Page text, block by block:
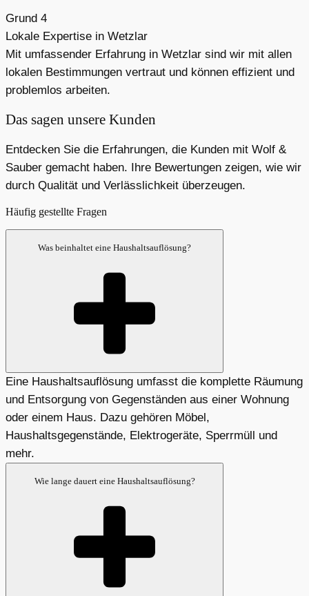
Grund 4
Lokale Expertise in Wetzlar
Mit umfassender Erfahrung in Wetzlar sind wir mit allen
lokalen Bestimmungen vertraut und können effizient und
problemlos arbeiten.
Das sagen unsere Kunden
Entdecken Sie die Erfahrungen, die Kunden mit Wolf &
Sauber gemacht haben. Ihre Bewertungen zeigen, wie wir
durch Qualität und Verlässlichkeit überzeugen.
Häufig gestellte Fragen
Was beinhaltet eine Haushaltsauflösung?
Eine Haushaltsauflösung umfasst die komplette Räumung
und Entsorgung von Gegenständen aus einer Wohnung
oder einem Haus. Dazu gehören Möbel,
Haushaltsgegenstände, Elektrogeräte, Sperrmüll und
mehr.
Wie lange dauert eine Haushaltsauflösung?